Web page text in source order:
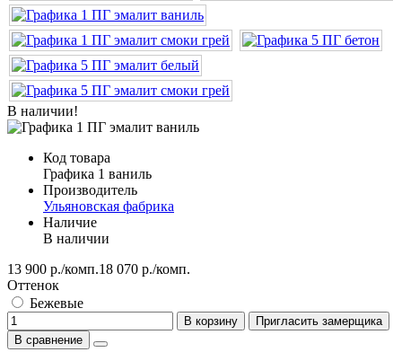
В наличии!
Код товара
Графика 1 ваниль
Производитель
Ульяновская фабрика
Наличие
В наличии
13 900 р./комп.18 070 р./комп.
Оттенок
Бежевые
В корзину
Пригласить замерщика
В сравнение